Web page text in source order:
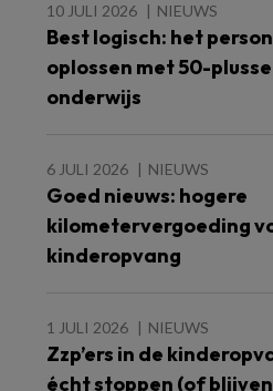
10 JULI 2026 NIEUWS
Best logisch: het
oplossen met 50-
onderwijs
6 JULI 2026 NIEUWS
Goed nieuws: hogere
kilometervergoeding
kinderopvang
1 JULI 2026 NIEUWS
Zzp’ers in de
écht stoppen (of